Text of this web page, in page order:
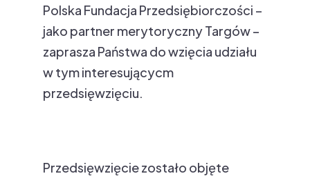
Polska Fundacja Przedsiębiorczości –
jako partner merytoryczny Targów –
zaprasza Państwa do wzięcia udziału
w tym interesującycm
przedsięwzięciu.
Przedsięwzięcie zostało objęte